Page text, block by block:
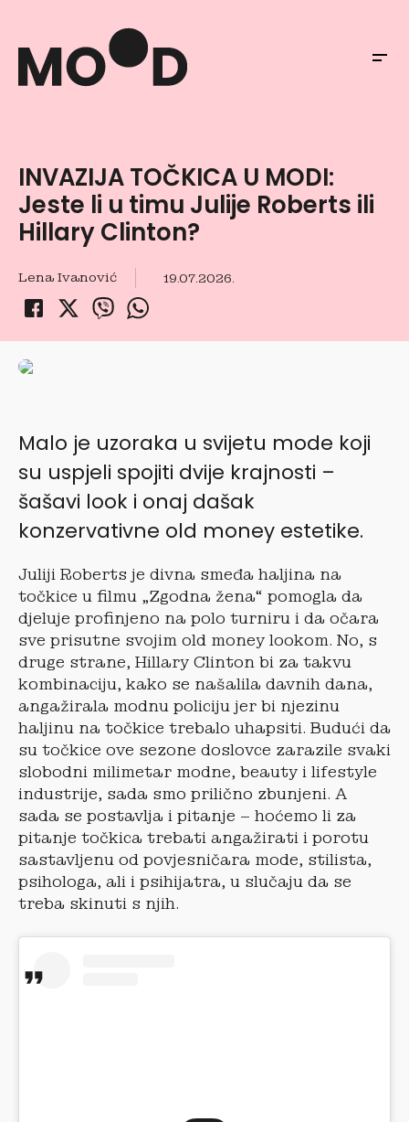
INVAZIJA TOČKICA U MODI:
Jeste li u timu Julije Roberts ili
Hillary Clinton?
Lena Ivanović 19.07.2026.
Malo je uzoraka u svijetu mode koji
su uspjeli spojiti dvije krajnosti –
šašavi look i onaj dašak
konzervativne old money estetike.
Juliji Roberts je divna smeđa haljina na
točkice u filmu „Zgodna žena“ pomogla da
djeluje profinjeno na polo turniru i da očara
sve prisutne svojim old money lookom. No, s
druge strane, Hillary Clinton bi za takvu
kombinaciju, kako se našalila davnih dana,
angažirala modnu policiju jer bi njezinu
haljinu na točkice trebalo uhapsiti. Budući da
su točkice ove sezone doslovce zarazile svaki
slobodni milimetar modne, beauty i lifestyle
industrije, sada smo prilično zbunjeni. A
sada se postavlja i pitanje – hoćemo li za
pitanje točkica trebati angažirati i porotu
sastavljenu od povjesničara mode, stilista,
psihologa, ali i psihijatra, u slučaju da se
treba skinuti s njih.